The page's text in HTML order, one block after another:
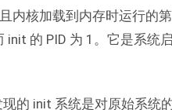
内核加载到内存时运行的
init 的 PID 为 1。它是系统
的 init 系统是对原始系